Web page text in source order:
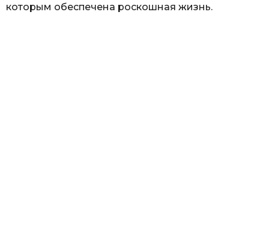
которым обеспечена роскошная жизнь.